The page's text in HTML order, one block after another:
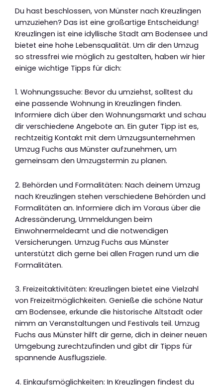
Du hast beschlossen, von Münster nach Kreuzlingen
umzuziehen? Das ist eine großartige Entscheidung!
Kreuzlingen ist eine idyllische Stadt am Bodensee und
bietet eine hohe Lebensqualität. Um dir den Umzug
so stressfrei wie möglich zu gestalten, haben wir hier
einige wichtige Tipps für dich:
1. Wohnungssuche: Bevor du umziehst, solltest du
eine passende Wohnung in Kreuzlingen finden.
Informiere dich über den Wohnungsmarkt und schau
dir verschiedene Angebote an. Ein guter Tipp ist es,
rechtzeitig Kontakt mit dem Umzugsunternehmen
Umzug Fuchs aus Münster aufzunehmen, um
gemeinsam den Umzugstermin zu planen.
2. Behörden und Formalitäten: Nach deinem Umzug
nach Kreuzlingen stehen verschiedene Behörden und
Formalitäten an. Informiere dich im Voraus über die
Adressänderung, Ummeldungen beim
Einwohnermeldeamt und die notwendigen
Versicherungen. Umzug Fuchs aus Münster
unterstützt dich gerne bei allen Fragen rund um die
Formalitäten.
3. Freizeitaktivitäten: Kreuzlingen bietet eine Vielzahl
von Freizeitmöglichkeiten. Genieße die schöne Natur
am Bodensee, erkunde die historische Altstadt oder
nimm an Veranstaltungen und Festivals teil. Umzug
Fuchs aus Münster hilft dir gerne, dich in deiner neuen
Umgebung zurechtzufinden und gibt dir Tipps für
spannende Ausflugsziele.
4. Einkaufsmöglichkeiten: In Kreuzlingen findest du